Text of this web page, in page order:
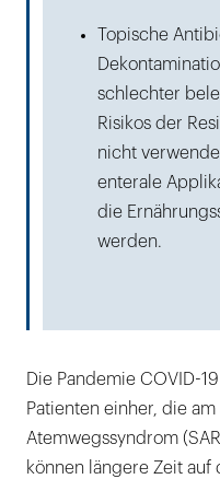
Topische
schlechter
Risikos der
nicht
enterale
die
werden.
Die Pandemie COVID-
Patienten einher, die
Atemwegssyndrom
können längere Zeit